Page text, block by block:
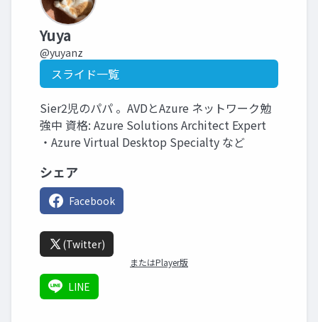
Yuya
@yuyanz
スライド一覧
Sier2児のパパ 。AVDとAzure ネットワーク勉
強中 資格: Azure Solutions Architect Expert
・Azure Virtual Desktop Specialty など
シェア
Facebook
(Twitter)
またはPlayer版
LINE